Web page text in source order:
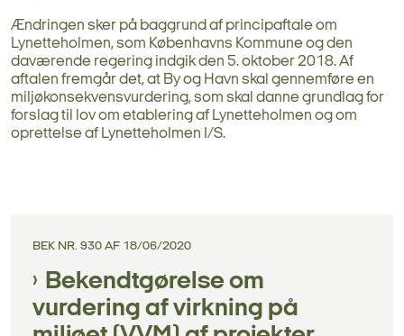
Ændringen sker på baggrund af principaftale om
Lynetteholmen, som Københavns Kommune og den
daværende regering indgik den 5. oktober 2018. Af
aftalen fremgår det, at By og Havn skal gennemføre en
miljøkonsekvensvurdering, som skal danne grundlag for
forslag til lov om etablering af Lynetteholmen og om
oprettelse af Lynetteholmen I/S.
BEK NR. 930 AF 18/06/2020
Bekendtgørelse om
vurdering af virkning på